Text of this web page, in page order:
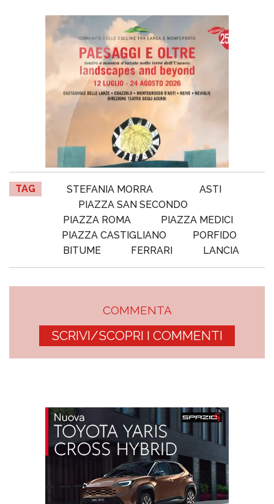
TAG STEFANIA MORRA
ASTI
PIAZZA SAN SECONDO
PIAZZA ROMA
PIAZZA MEDICI
PIAZZA CASTIGLIANO
PORFIDO
BITUME
FERRARI LANCIA
COMMENTA
SCRIVI/SCOPRI I COMMENTI